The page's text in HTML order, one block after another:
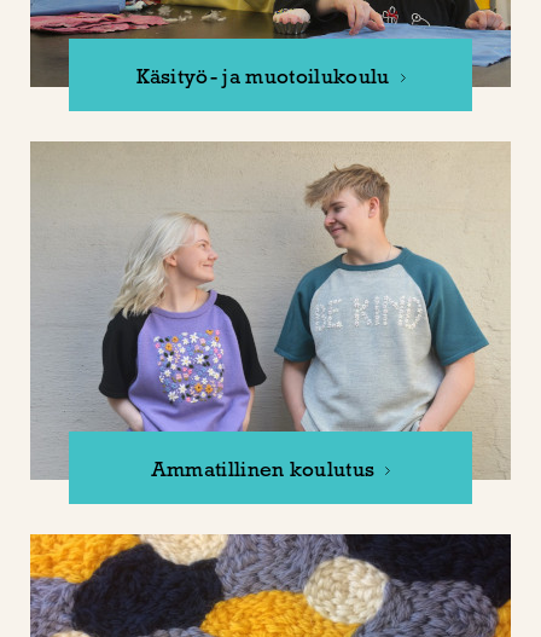
Käsityö- ja muotoilukoulu
Ammatillinen koulutus